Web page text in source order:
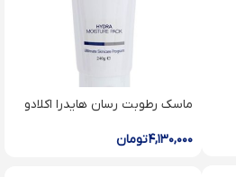
ماسک رطوبت رسان هایدرا اکلادو
۴,۱۳۰,۰۰۰تومان